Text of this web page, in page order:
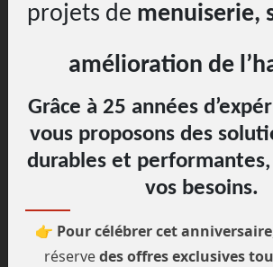
projets de menuiserie,
amélioration de
Grâce à 25 années
vous proposons des
durables et
vos besoins.
👉 Pour célébrer cet anniversaire
réservedes offres exclusives
Kit remplacement moteur
La technologie RTS SOMFY
avec la technologie
protocole performant et unique
qui permet le contrôle à distance
installations(sur un smartphone, un